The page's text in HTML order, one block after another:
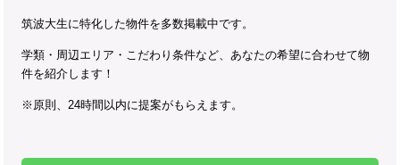
筑波大生に特化した物件を多数掲載中です。
学類・周辺エリア・こだわり条件など、あなたの希望に合わせて物
件を紹介します！
※原則、24時間以内に提案がもらえます。